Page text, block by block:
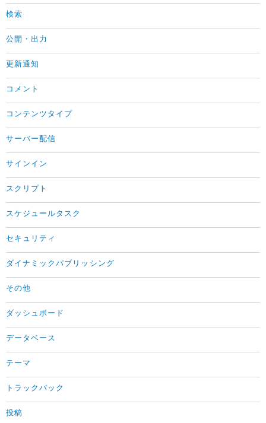
検索
公開・出力
更新通知
コメント
コンテンツタイプ
サーバー配信
サインイン
スクリプト
スケジュールタスク
セキュリティ
ダイナミックパブリッシング
その他
ダッシュボード
データベース
テーマ
トラックバック
投稿